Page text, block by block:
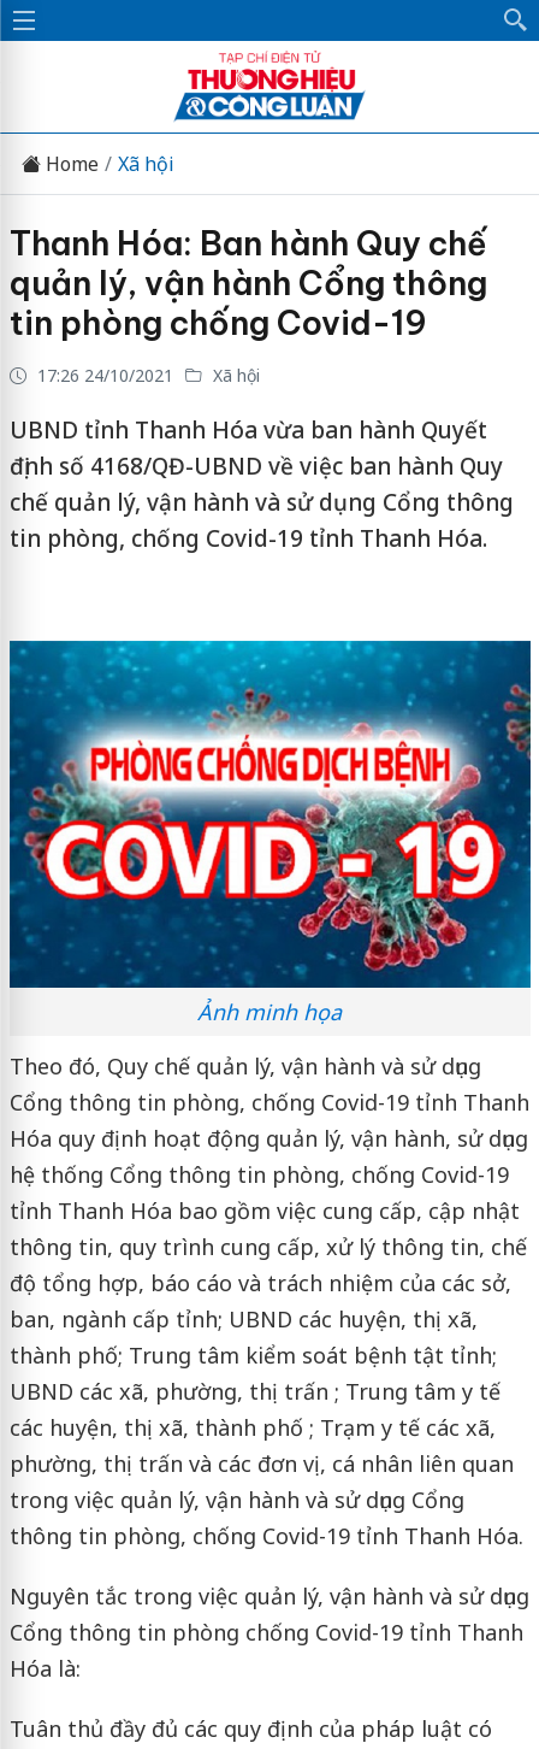
Home Xã hội
Thanh Hóa: Ban hành Quy chế
quản lý, vận hành Cổng thông
tin phòng chống Covid-19
17:26 24/10/2021 Xã hội
UBND tỉnh Thanh Hóa vừa ban hành Quyết
định số 4168/QĐ-UBND về việc ban hành Quy
chế quản lý, vận hành và sử dụng Cổng thông
tin phòng, chống Covid-19 tỉnh Thanh Hóa.
Ảnh minh họa
Theo đó, Quy chế quản lý, vận hành và sử dụng
Cổng thông tin phòng, chống Covid-19 tỉnh Thanh
Hóa quy định hoạt động quản lý, vận hành, sử dụng
hệ thống Cổng thông tin phòng, chống Covid-19
tỉnh Thanh Hóa bao gồm việc cung cấp, cập nhật
thông tin, quy trình cung cấp, xử lý thông tin, chế
độ tổng hợp, báo cáo và trách nhiệm của các sở,
ban, ngành cấp tỉnh; UBND các huyện, thị xã,
thành phố; Trung tâm kiểm soát bệnh tật tỉnh;
UBND các xã, phường, thị trấn ; Trung tâm y tế
các huyện, thị xã, thành phố ; Trạm y tế các xã,
phường, thị trấn và các đơn vị, cá nhân liên quan
trong việc quản lý, vận hành và sử dụng Cổng
thông tin phòng, chống Covid-19 tỉnh Thanh Hóa.
Nguyên tắc trong việc quản lý, vận hành và sử dụng
Cổng thông tin phòng chống Covid-19 tỉnh Thanh
Hóa là:
Tuân thủ đầy đủ các quy định của pháp luật có